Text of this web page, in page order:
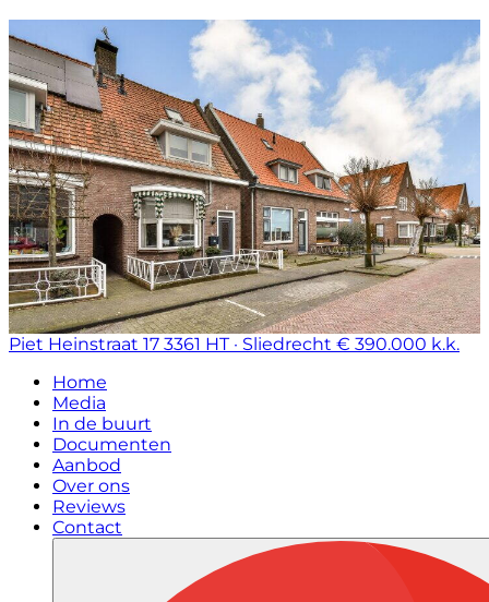
Piet Heinstraat 17 3361 HT · Sliedrecht € 390.000 k.k.
Home
Media
In de buurt
Documenten
Aanbod
Over ons
Reviews
Contact